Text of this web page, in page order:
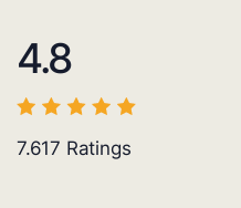
4.8
7.617 Ratings